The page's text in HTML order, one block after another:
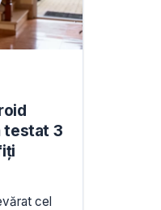
testat 3
cel